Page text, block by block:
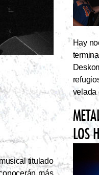
titulado
Hay
velada
LOS